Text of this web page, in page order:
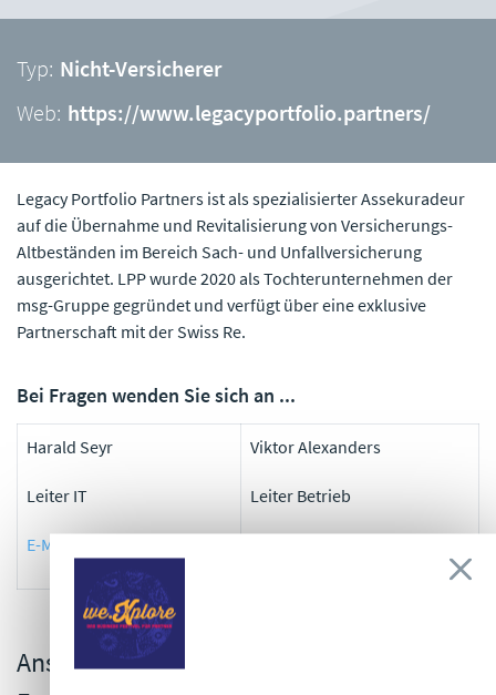
Typ: Nicht-Versicherer
Web: https://www.legacyportfolio.partners/
Legacy Portfolio Partners ist als spezialisierter Assekuradeur
auf die Übernahme und Revitalisierung von Versicherungs-
Altbeständen im Bereich Sach- und Unfallversicherung
ausgerichtet. LPP wurde 2020 als Tochterunternehmen der
msg-Gruppe gegründet und verfügt über eine exklusive
Partnerschaft mit der Swiss Re.
Bei Fragen wenden Sie sich an ...
Harald Seyr
Leiter IT
E-Mail schreiben
Viktor Alexanders
Leiter Betrieb
Ansprechpartner für die